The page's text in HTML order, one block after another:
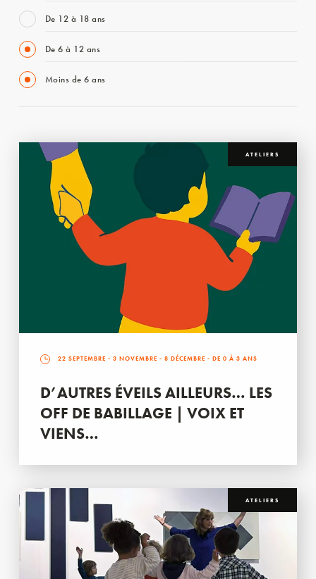
De 12 à 18 ans
De 6 à 12 ans
Moins de 6 ans
ATELIERS
22 SEPTEMBRE - 3 NOVEMBRE - 8 DÉCEMBRE - DE 0 À 3 ANS
D’AUTRES ÉVEILS AILLEURS… LES
OFF DE BABILLAGE | VOIX ET
VIENS…
ATELIERS